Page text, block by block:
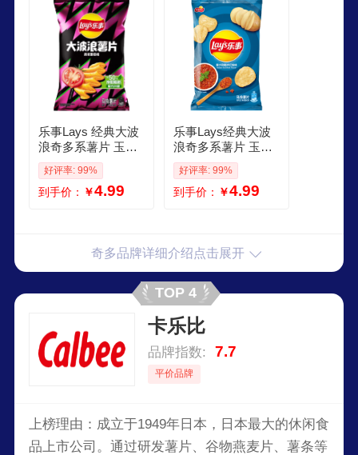
乐事Lays 经典大波
浪奇多系薯片 玉米
棒40g50g 单袋装办
公室休闲零食 大波
浪辣条味40克
好评率: 99%
到手价： ￥4.99
乐事Lays经典大波
浪奇多系薯片 玉米
棒40g50g 单袋装办
公室休闲零食 意大
利香浓红烩味40g
好评率: 99%
到手价： ￥4.99
奇多品牌详细介绍点击展开
TOP 4
卡乐比
品牌指数: 7.7
平价品牌
上榜理由：成立于1949年日本，日本最大的休闲食
品上市公司。通过研发薯片、谷物燕麦片、薯条等